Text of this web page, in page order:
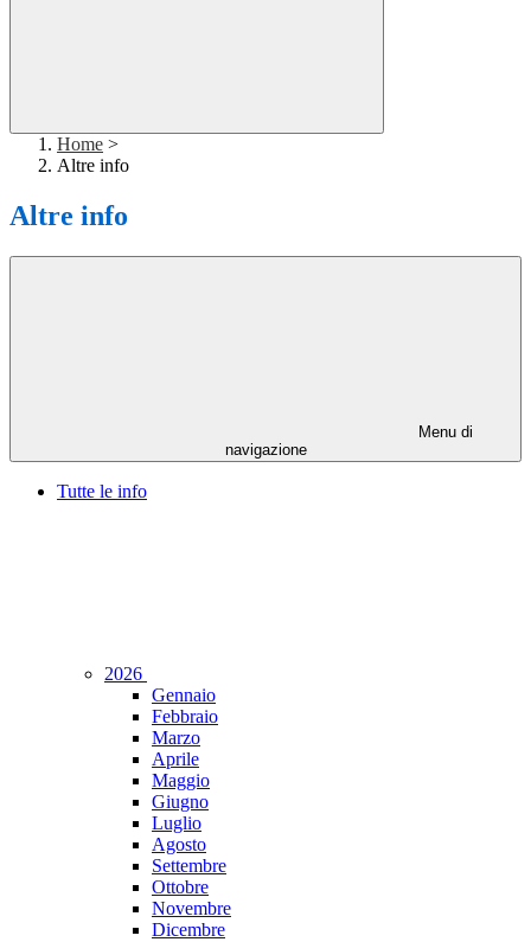
Home >
Altre info
Altre info
Menu di
navigazione
Tutte le info
2026
Gennaio
Febbraio
Marzo
Aprile
Maggio
Giugno
Luglio
Agosto
Settembre
Ottobre
Novembre
Dicembre